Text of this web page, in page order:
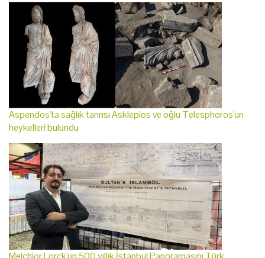
Aspendos'ta sağlık tanrısı Asklepios ve oğlu Telesphoros'un
heykelleri bulundu